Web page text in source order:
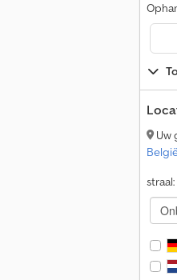
Uw
straal: